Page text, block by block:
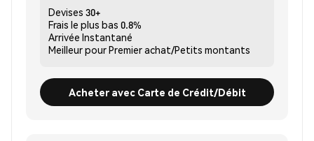
Devises 30+
Frais le plus bas 0.8%
Arrivée Instantané
Meilleur pourPremier achat/Petits montants
Acheter avec Carte de Crédit/Débit